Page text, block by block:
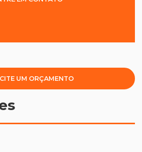
UM ORÇAMENTO